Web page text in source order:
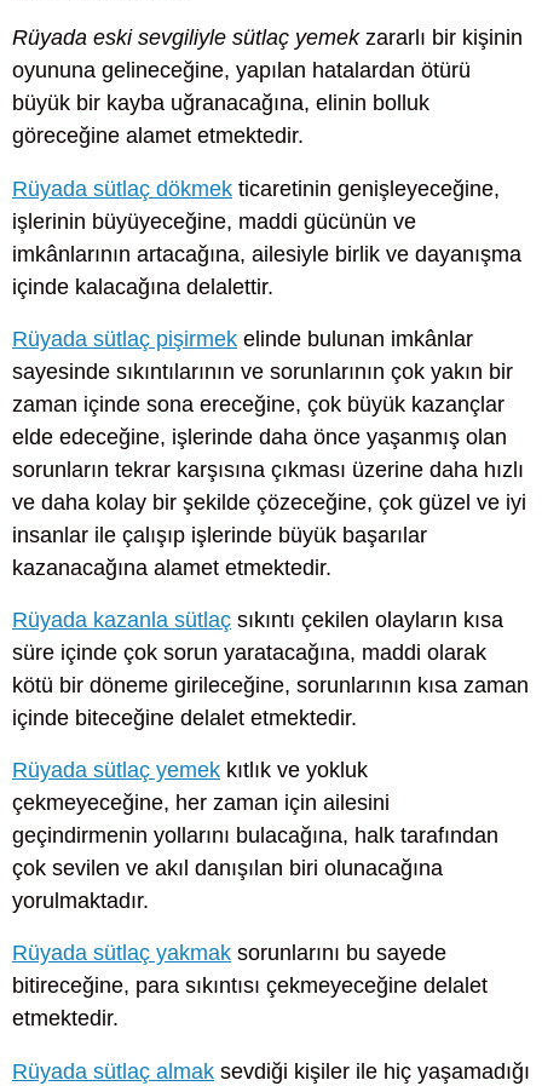
Rüyada eski sevgiliyle sütlaç yemekzararlı bir kişinin
oyununa gelineceğine, yapılan hatalardan ötürü
büyük bir kayba uğranacağına, elinin bolluk
göreceğine alamet etmektedir.
Rüyada sütlaç dökmek ticaretinin genişleyeceğine,
işlerinin büyüyeceğine, maddi gücünün ve
imkânlarının artacağına, ailesiyle birlik ve dayanışma
içinde kalacağına delalettir.
Rüyada sütlaç pişirmek elinde bulunan imkânlar
sayesinde sıkıntılarının ve sorunlarının çok yakın bir
zaman içinde sona ereceğine, çok büyük kazançlar
elde edeceğine, işlerinde daha önce yaşanmış olan
sorunların tekrar karşısına çıkması üzerine daha hızlı
ve daha kolay bir şekilde çözeceğine, çok güzel ve iyi
insanlar ile çalışıp işlerinde büyük başarılar
kazanacağına alamet etmektedir.
Rüyada kazanla sütlaç sıkıntı çekilen olayların kısa
süre içinde çok sorun yaratacağına, maddi olarak
kötü bir döneme girileceğine, sorunlarının kısa zaman
içinde biteceğine delalet etmektedir.
Rüyada sütlaç yemek kıtlık ve yokluk
çekmeyeceğine, her zaman için ailesini
geçindirmenin yollarını bulacağına, halk tarafından
çok sevilen ve akıl danışılan biri olunacağına
yorulmaktadır.
Rüyada sütlaç yakmak sorunlarını bu sayede
bitireceğine, para sıkıntısı çekmeyeceğine delalet
etmektedir.
Rüyada sütlaç almak sevdiği kişiler ile hiç yaşamadığı